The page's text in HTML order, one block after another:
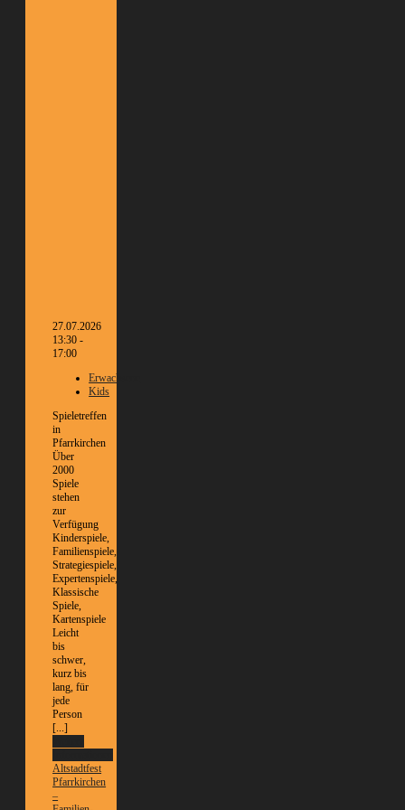
27.07.2026
13:30 -
17:00
Erwachsene
Kids
Spieletreffen
in
Pfarrkirchen
Über
2000
Spiele
stehen
zur
Verfügung
Kinderspiele,
Familienspiele,
Strategiespiele,
Expertenspiele,
Klassische
Spiele,
Kartenspiele
Leicht
bis
schwer,
kurz bis
lang, für
jede
Person
[...]
Altstadtfest
Pfarrkirchen
–